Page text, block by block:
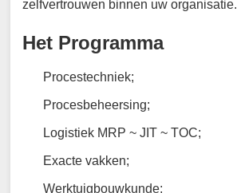
zelfvertrouwen binnen uw organisatie.
Het Programma
Procestechniek;
Procesbeheersing;
Logistiek MRP ~ JIT ~ TOC;
Exacte vakken;
Werktuigbouwkunde;